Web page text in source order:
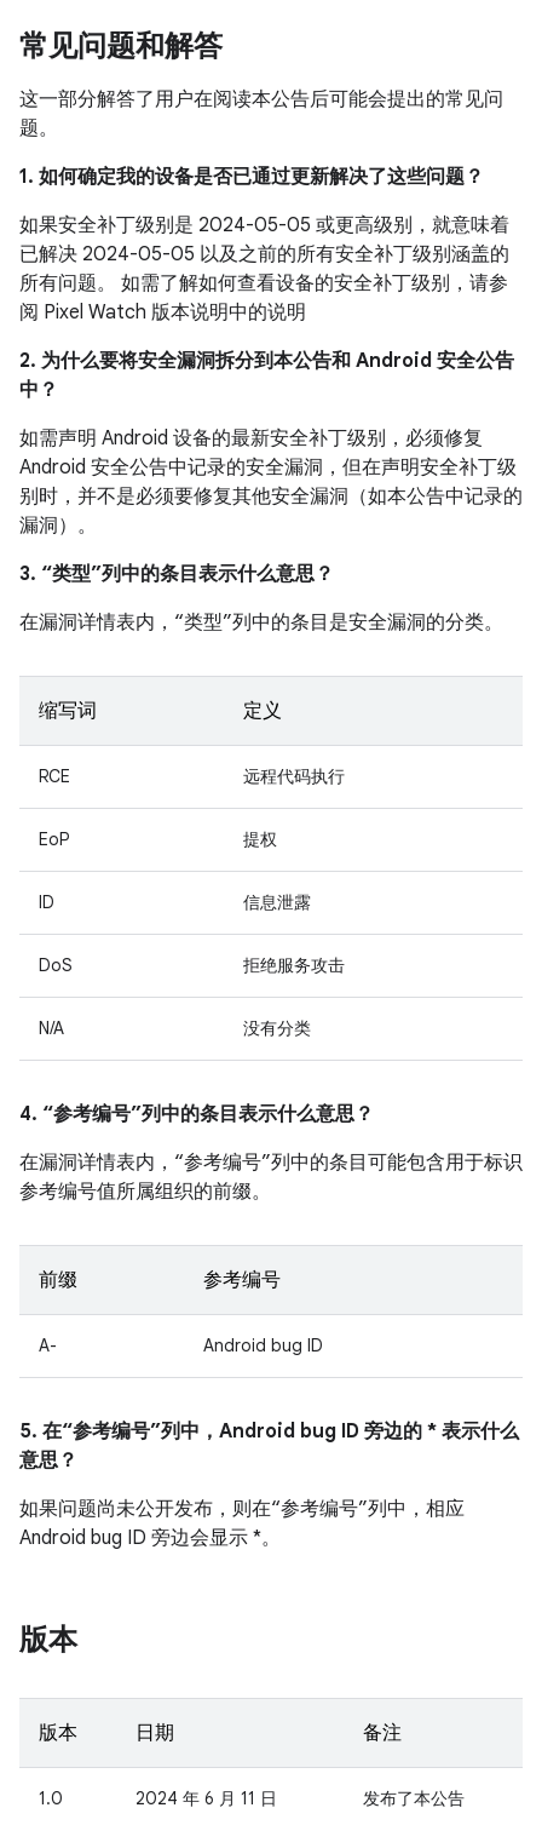
常见问题和解答
这一部分解答了用户在阅读本公告后可能会提出的常见问
题。
1. 如何确定我的设备是否已通过更新解决了这些问题？
如果安全补丁级别是 2024-05-05 或更高级别，就意味着
已解决 2024-05-05 以及之前的所有安全补丁级别涵盖的
所有问题。 如需了解如何查看设备的安全补丁级别，请参
阅 Pixel Watch 版本说明中的说明
2. 为什么要将安全漏洞拆分到本公告和 Android 安全公告
中？
如需声明 Android 设备的最新安全补丁级别，必须修复
Android 安全公告中记录的安全漏洞，但在声明安全补丁级
别时，并不是必须要修复其他安全漏洞（如本公告中记录的
漏洞）。
3. “类型”列中的条目表示什么意思？
在漏洞详情表内，“类型”列中的条目是安全漏洞的分类。
缩写词 定义
RCE 远程代码执行
EoP 提权
ID 信息泄露
DoS 拒绝服务攻击
N/A 没有分类
4. “参考编号”列中的条目表示什么意思？
在漏洞详情表内，“参考编号”列中的条目可能包含用于标识
参考编号值所属组织的前缀。
前缀 参考编号
A- Android bug ID
5. 在“参考编号”列中，Android bug ID 旁边的 * 表示什么
意思？
如果问题尚未公开发布，则在“参考编号”列中，相应
Android bug ID 旁边会显示 *。
版本
版本 日期 备注
1.0 2024 年 6 月 11 日 发布了本公告